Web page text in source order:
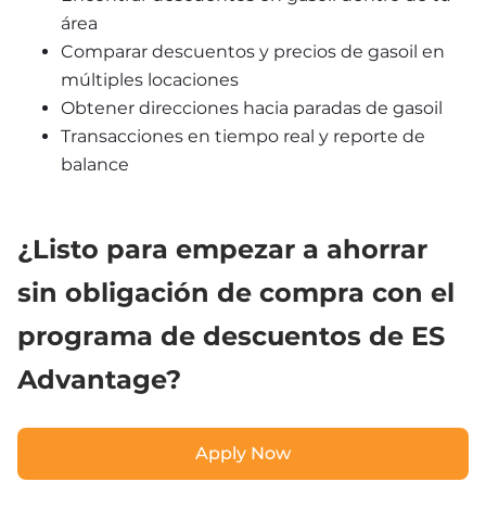
área
Comparar descuentos y precios de gasoil en
múltiples locaciones
Obtener direcciones hacia paradas de gasoil
Transacciones en tiempo real y reporte de
balance
¿Listo para empezar a ahorrar
sin obligación de compra con el
programa de descuentos de ES
Advantage?
Apply Now